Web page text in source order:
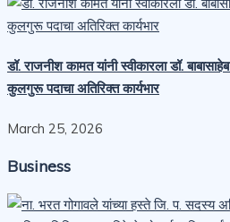
डॉ. राजनीश कामत यांनी स्वीकारला डॉ.
कुलगुरू पदाचा अतिरिक्त कार्यभार
March 25, 2026
Business